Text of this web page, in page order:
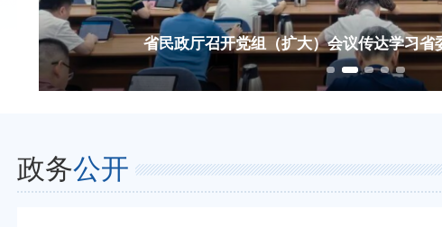
省民政厅召开“两优一先”表
十一届十次全会精神系列谈之四 2026-08-08
委十一届十次全会精神 2026-08-08
闻“风”而动 全省民政系统全
省民政厅召开专题会议传达贯彻习近平
政务公开